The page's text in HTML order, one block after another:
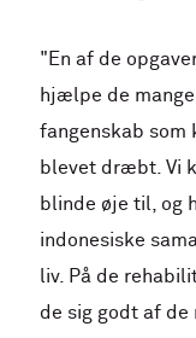
"En af de
hjælpe de mange
fangenskab
blevet dræbt. Vi
blinde øje til, og
indonesiske
liv. På de
de sig godt af